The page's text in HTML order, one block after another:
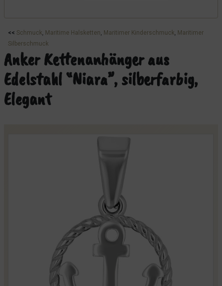
<< Schmuck, Maritime Halsketten, Maritimer Kinderschmuck, Maritimer
Silberschmuck
Anker Kettenanhänger aus
Edelstahl “Niara”, silberfarbig,
Elegant